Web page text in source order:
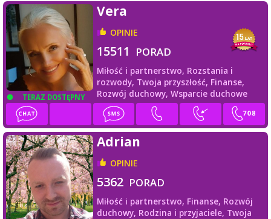
TERAZ DOSTĘPNY
Vera
OPINIE
15511 PORAD
Miłość i partnerstwo, Rozstania i
rozwody, Twoja przyszłość, Finanse,
Rozwój duchowy, Wsparcie duchowe
Adrian
OPINIE
5362 PORAD
Miłość i partnerstwo, Finanse, Rozwój
duchowy, Rodzina i przyjaciele, Twoja